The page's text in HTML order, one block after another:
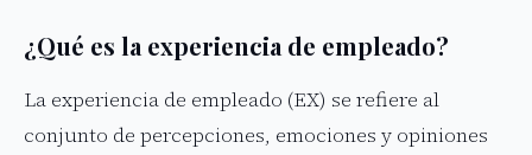
¿Qué es la experiencia de empleado?
La experiencia de empleado (EX) se refiere al
conjunto de percepciones, emociones y opiniones